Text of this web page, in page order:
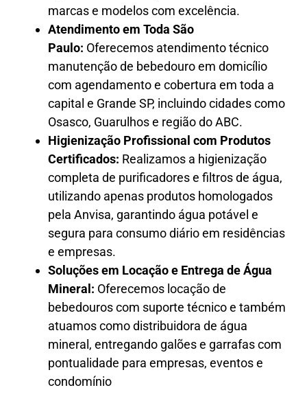
marcas e modelos com excelência.
Atendimento em Toda São
Paulo: Oferecemos atendimento técnico
manutenção de bebedouro em domicílio
com agendamento e cobertura em toda a
capital e Grande SP, incluindo cidades como
Osasco, Guarulhos e região do ABC.
Higienização Profissional com Produtos
Certificados: Realizamos a higienização
completa de purificadores e filtros de água,
utilizando apenas produtos homologados
pela Anvisa, garantindo água potável e
segura para consumo diário em residências
e empresas.
Soluções em Locação e Entrega de Água
Mineral: Oferecemos locação de
bebedouros com suporte técnico e também
atuamos como distribuidora de água
mineral, entregando galões e garrafas com
pontualidade para empresas, eventos e
condomínio